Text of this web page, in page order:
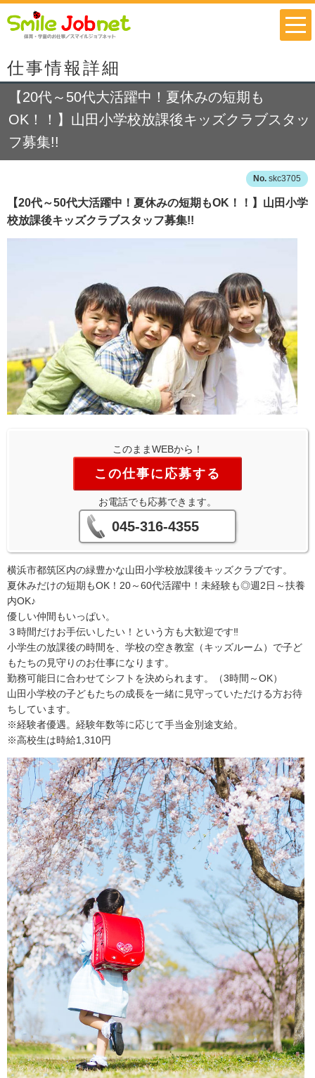
仕事情報詳細
【20代～50代大活躍中！夏休みの短期も
OK！！】山田小学校放課後キッズクラブスタッ
フ募集!!
skc3705
【20代～50代大活躍中！夏休みの短期もOK！！】山田小学
校放課後キッズクラブスタッフ募集!!
このままWEBから！
この仕事に応募する
お電話でも応募できます。
045-316-4355
横浜市都筑区内の緑豊かな山田小学校放課後キッズクラブです。
夏休みだけの短期もOK！20～60代活躍中！未経験も◎週2日～扶養
内OK♪
優しい仲間もいっぱい。
３時間だけお手伝いしたい！という方も大歓迎です‼
小学生の放課後の時間を、学校の空き教室（キッズルーム）で子ど
もたちの見守りのお仕事になります。
勤務可能日に合わせてシフトを決められます。（3時間～OK）
山田小学校の子どもたちの成長を一緒に見守っていただける方お待
ちしています。
※経験者優遇。経験年数等に応じて手当金別途支給。
※高校生は時給1,310円